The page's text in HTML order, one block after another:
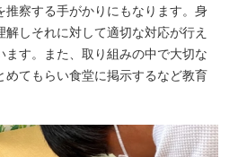
推察する手がかりにもなります。身
しそれに対して適切な対応が行え
す。また、取り組みの中で大切な
めてもらい食堂に掲示するなど教育